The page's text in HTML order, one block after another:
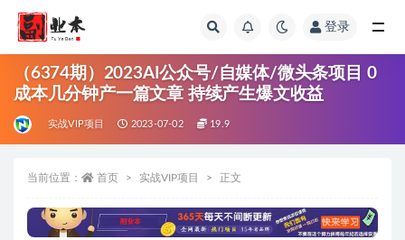
登录
（6374期）2023AI公众号/自媒体/微头条项目 0
成本几分钟产一篇文章 持续产生爆文收益
实战VIP项目 2023-07-02 19.9
当前位置： 首页 实战VIP项目 正文